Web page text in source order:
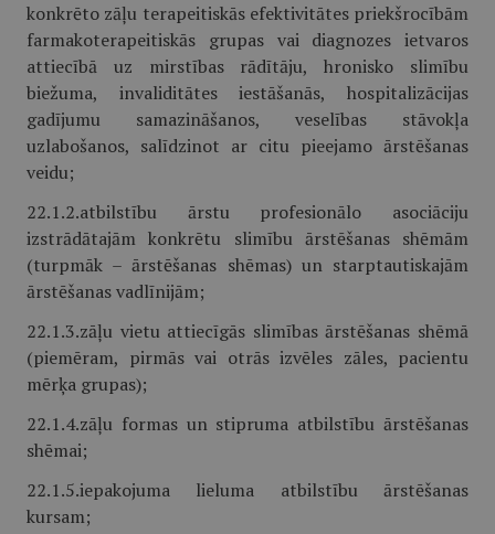
konkrēto zāļu terapeitiskās efektivitātes priekšrocībām
farmakoterapeitiskās grupas vai diagnozes ietvaros
attiecībā uz mirstības rādītāju, hronisko slimību
biežuma, invaliditātes iestāšanās, hospitalizācijas
gadījumu samazināšanos, veselības stāvokļa
uzlabošanos, salīdzinot ar citu pieejamo ārstēšanas
veidu;
22.1.2.atbilstību ārstu profesionālo asociāciju
izstrādātajām konkrētu slimību ārstēšanas shēmām
(turpmāk – ārstēšanas shēmas) un starptautiskajām
ārstēšanas vadlīnijām;
22.1.3.zāļu vietu attiecīgās slimības ārstēšanas shēmā
(piemēram, pirmās vai otrās izvēles zāles, pacientu
mērķa grupas);
22.1.4.zāļu formas un stipruma atbilstību ārstēšanas
shēmai;
22.1.5.iepakojuma lieluma atbilstību ārstēšanas
kursam;